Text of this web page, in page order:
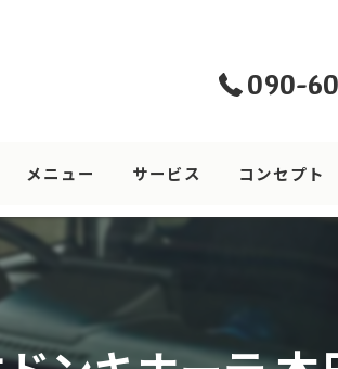
090-
メニュー サービス コンセプト